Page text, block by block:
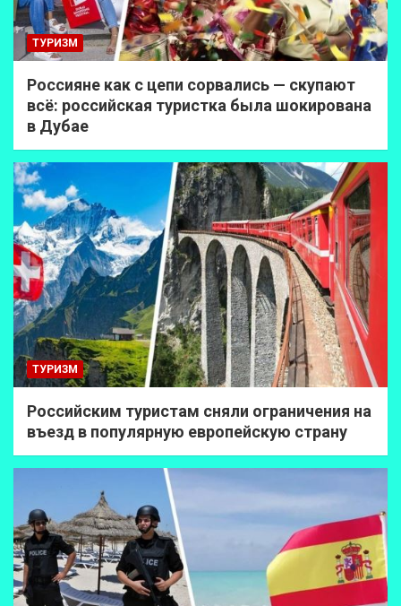
ТУРИЗМ
Россияне как с цепи сорвались — скупают
всё: российская туристка была шокирована
в Дубае
ТУРИЗМ
Российским туристам сняли ограничения на
въезд в популярную европейскую страну